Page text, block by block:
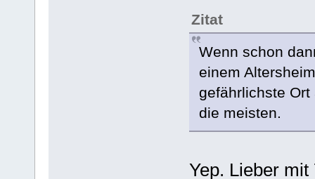
Zitat
Wenn schon
einem
gefährlichste
die meisten.
Yep. Lieber